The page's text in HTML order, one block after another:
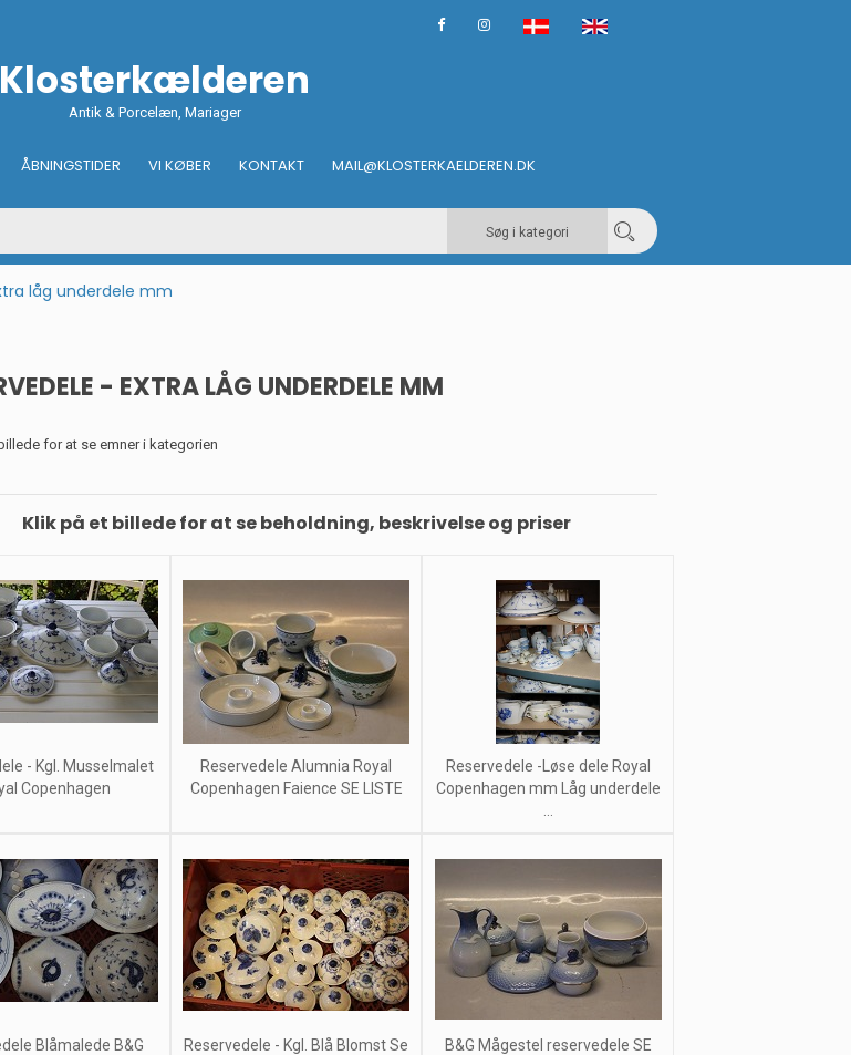
Klosterkælderen
Antik & Porcelæn, Mariager
ÅBNINGSTIDER VI KØBER KONTAKT MAIL@KLOSTERKAELDEREN.DK
Søg i kategori
låg underdele mm
- EXTRA LÅG UNDERDELE MM
for at se emner i kategorien
Klik på et billede for at se beholdning, beskrivelse og priser
- Kgl. Musselmalet
Copenhagen
Reservedele Alumnia Royal
Copenhagen Faience SE LISTE
Reservedele -Løse dele Royal
Copenhagen mm Låg underdele
Blåmalede B&G
Reservedele - Kgl. Blå Blomst Se
B&G Mågestel reservedele SE